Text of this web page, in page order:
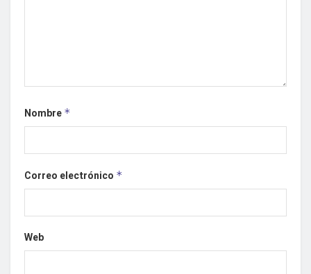
Nombre *
Correo electrónico *
Web